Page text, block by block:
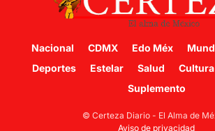
Nacional CDMX Edo Méx
Deportes
Estelar Salud Cultura
Suplemento
© Certeza Diario - El Alma de
Aviso de privacidad